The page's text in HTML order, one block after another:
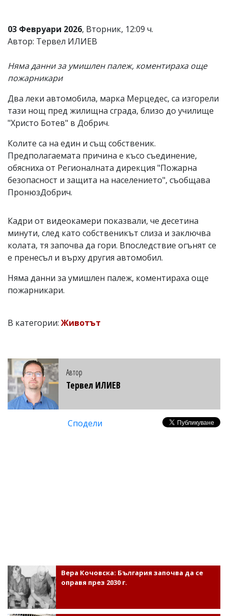
статиите
се
въвеждат
читателите
редакцията
не
носи
отговорност
за
Ако
откриете
обиден
за
вас
коментар,
моля
03 Февруари 2026, Вторник, 12:09 ч.
Автор: Тервел ИЛИЕВ
Няма данни за умишлен палеж, коментираха още
пожарникари
Два леки автомобила, марка Мерцедес, са изгорели
тази нощ пред жилищна сграда, близо до училище
"Христо Ботев" в Добрич.
Колите са на един и същ собственик.
Предполагаемата причина е късо съединение,
обясниха от Регионалната дирекция "Пожарна
безопасност и защита на населението", съобщава
ПронюзДобрич.
Кадри от видеокамери показвали, че десетина
минути, след като собственикът слиза и заключва
колата, тя започва да гори. Впоследствие огънят се
е пренесъл и върху другия автомобил.
Няма данни за умишлен палеж, коментираха още
пожарникари.
В категории:Животът
Автор
Тервел ИЛИЕВ
Сподели
Вера Кочовска: България започва да се
оправя през 2030 г.